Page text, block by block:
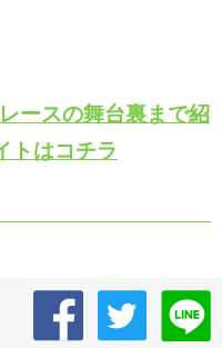
ースの舞台裏まで紹
トはコチラ